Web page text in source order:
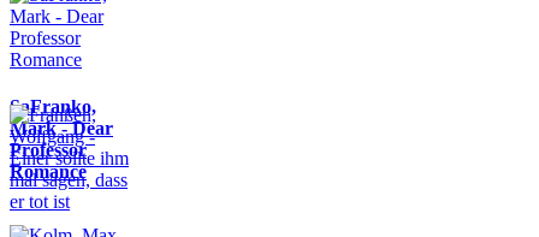
SaFranko,
Mark - Dear
Professor
Romance